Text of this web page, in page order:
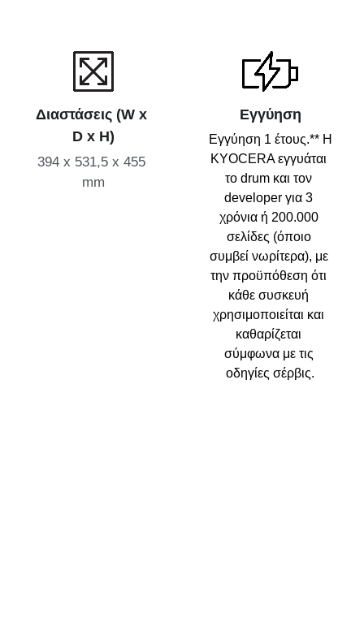
Διαστάσεις (W x
D x H)
394 x 531,5 x 455
mm
Εγγύηση
Εγγύηση 1 έτους.** Η
KYOCERA εγγυάται
το drum και τον
developer για 3
χρόνια ή 200.000
σελίδες (όποιο
συμβεί νωρίτερα), με
την προϋπόθεση ότι
κάθε συσκευή
χρησιμοποιείται και
καθαρίζεται
σύμφωνα με τις
οδηγίες σέρβις.